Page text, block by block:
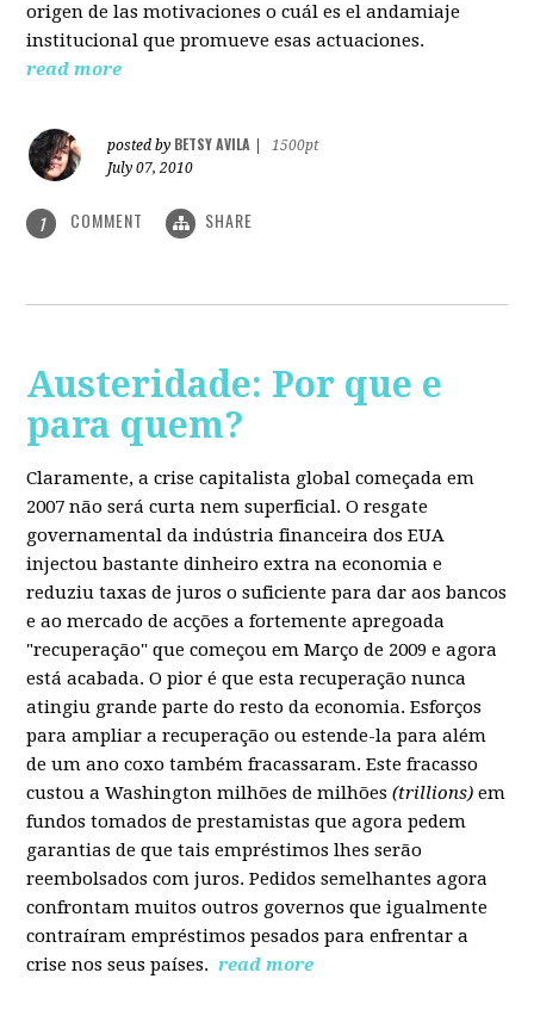
origen de las motivaciones o cuál es el andamiaje
institucional que promueve esas actuaciones.
read more
posted by BETSY AVILA
1500pt
July 07, 2010
1 COMMENT SHARE
Austeridade: Por que e
para quem?
Claramente, a crise capitalista global começada em
2007 não será curta nem superficial. O resgate
governamental da indústria financeira dos EUA
injectou bastante dinheiro extra na economia e
reduziu taxas de juros o suficiente para dar aos bancos
e ao mercado de acções a fortemente apregoada
"recuperação" que começou em Março de 2009 e agora
está acabada. O pior é que esta recuperação nunca
atingiu grande parte do resto da economia. Esforços
para ampliar a recuperação ou estende-la para além
de um ano coxo também fracassaram. Este fracasso
custou a Washington milhões de milhões(trillions) em
fundos tomados de prestamistas que agora pedem
garantias de que tais empréstimos lhes serão
reembolsados com juros. Pedidos semelhantes agora
confrontam muitos outros governos que igualmente
contraíram empréstimos pesados para enfrentar a
crise nos seus países. read more